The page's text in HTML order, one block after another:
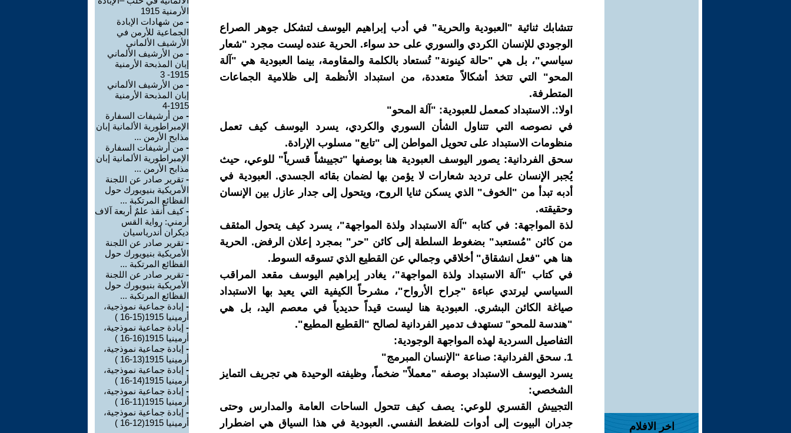
اخر الافلام
تتشابك ثنائية "العبودية والحرية" في أدب إبراهيم اليوسف لتشكل جوهر الصراع
الوجودي للإنسان الكردي والسوري على حد سواء. الحرية عنده ليست مجرد "شعار
سياسي"، بل هي "حالة كينونة" تُستعاد بالكلمة والمقاومة، بينما العبودية هي "آلة
المحو" التي تتخذ أشكالاً متعددة، من استبداد الأنظمة إلى ظلامية الجماعات
المتطرفة.
اولا:. الاستبداد كمعمل للعبودية: "آلة المحو"
في نصوصه التي تتناول الشأن السوري والكردي، يسرد اليوسف كيف تعمل
منظومات الاستبداد على تحويل المواطن إلى "تابع" مسلوب الإرادة.
سحق الفردانية: يصور اليوسف العبودية هنا بوصفها "تجييشاً قسرياً" للوعي، حيث
يُجبر الإنسان على ترديد شعارات لا يؤمن بها لضمان بقائه الجسدي. العبودية في
أدبه تبدأ من "الخوف" الذي يسكن ثنايا الروح، ويتحول إلى جدار عازل بين الإنسان
وحقيقته.
لذة المواجهة: في كتابه "آلة الاستبداد ولذة المواجهة"، يسرد كيف يتحول المثقف
من كائن "مُستعبد" بضغوط السلطة إلى كائن "حر" بمجرد إعلان الرفض. الحرية
هنا هي "فعل انشقاق" أخلاقي وجمالي عن القطيع الذي تسوقه السوط.
في كتاب "آلة الاستبداد ولذة المواجهة"، يغادر إبراهيم اليوسف مقعد المراقب
السياسي ليرتدي عباءة "جراح الأرواح"، مشرحاً الكيفية التي يعيد بها الاستبداد
صياغة الكائن البشري. العبودية هنا ليست قيداً حديدياً في معصم اليد، بل هي
"هندسة للمحو" تستهدف تدمير الفردانية لصالح "القطيع المطيع".
التفاصيل السردية لهذه المواجهة الوجودية:
1. سحق الفردانية: صناعة "الإنسان المبرمج"
يسرد اليوسف الاستبداد بوصفه "معملاً" ضخماً، وظيفته الوحيدة هي تجريف التمايز
الشخصي:
التجييش القسري للوعي: يصف كيف تتحول الساحات العامة والمدارس وحتى
جدران البيوت إلى أدوات للضغط النفسي. العبودية في هذا السياق هي اضطرار
الأرمنية 1915
- من شهادات الإبادة
الجماعية للأرمن في
الأرشيف الألماني
- من الأرشيف الألماني
إبان المذبحة الأرمنية
1915- 3
- من الأرشيف الألماني
إبان المذبحة الأرمنية
1915-4
- من أرشيفات السفارة
الإمبراطورية الألمانية إبان
مذابح الأرمن ...
- من أرشيفات السفارة
الإمبراطورية الألمانية إبان
مذابح الأرمن ...
- تقرير صادر عن اللجنة
الأمريكية بنيويورك حول
الفظائع المرتكبة ...
-كيف أنقذ علمٌ أربعة آلاف
أرمني: رواية القس
ديكران أندرياسيان
- تقرير صادر عن اللجنة
الأمريكية بنيويورك حول
الفظائع المرتكبة ...
- تقرير صادر عن اللجنة
الأمريكية بنيويورك حول
الفظائع المرتكبة ...
- إبادة جماعية نموذجية،
أرمينيا 1915(15-16 )
- إبادة جماعية نموذجية،
أرمينيا 1915(16-16 )
- إبادة جماعية نموذجية،
أرمينيا 1915(13-16 )
- إبادة جماعية نموذجية،
أرمينيا 1915(14-16 )
- إبادة جماعية نموذجية،
أرمينيا 1915(11-16 )
- إبادة جماعية نموذجية،
أرمينيا 1915(12-16 )